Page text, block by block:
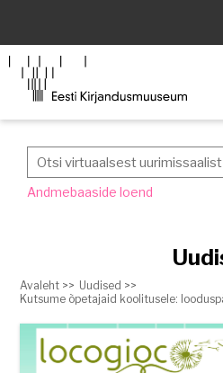
Andmebaaside loend
Avaleht >> Uudised >>
Kutsume õpetajaid koolitusele: